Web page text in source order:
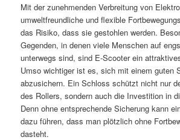
Mit der zunehmenden Verbreitung von
umweltfreundliche und flexible
das Risiko, dass sie gestohlen werden.
Gegenden, in denen viele Menschen auf
unterwegs sind, sind E-Scooter ein
Umso wichtiger ist es, sich mit einem guten
abzusichern. Ein Schloss schützt nicht nur
des Rollers, sondern auch die Investition in
Denn ohne entsprechende Sicherung kann
dazu führen, dass man plötzlich ohne
dasteht.